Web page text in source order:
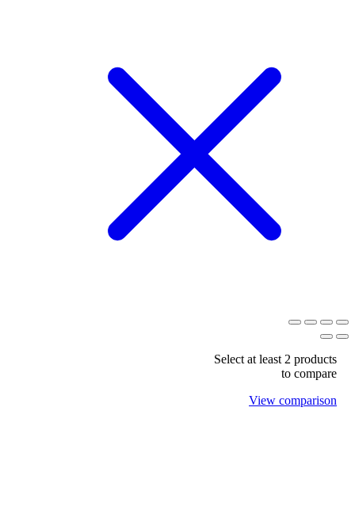
Select at least 2 products
to compare
View comparison